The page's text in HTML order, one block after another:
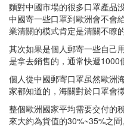
麵對中國市場的很多口罩產品
中國寄一些口罩到歐洲會不會
業清關的模式肯定是清關不瞭的
其次如果是個人郵寄一些自己
是拿去銷售的，通常快遞1000
個人從中國郵寄口罩虽然歐洲
家都知道的，海關對於口罩會徵
整個歐洲國家平均需要交付的
來大約為貨值的30%~35%之間